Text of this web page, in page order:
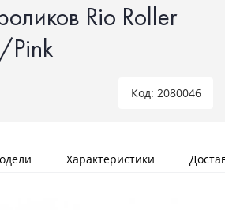
Rio Roller
Pink
Код: 2080046
Характеристики